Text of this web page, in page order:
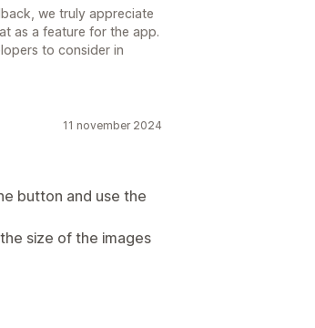
we truly appreciate
as a feature for the app.
to consider in
11 november 2024
button and use the
size of the images